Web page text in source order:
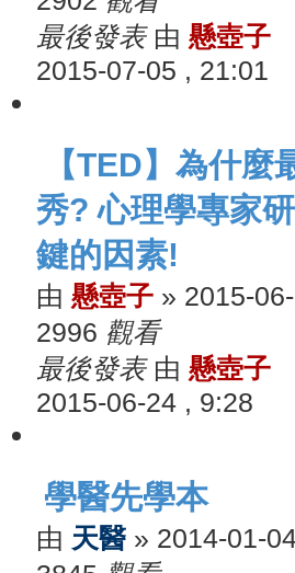
最後發表 由 懸壺子
2015-07-05 , 21:01
【TED】為什
秀? 心理學專家
鍵的因素!
由 懸壺子 » 2015-
2996 觀看
最後發表 由 懸壺子
2015-06-24 , 9:28
學醫先學本
由 天醫 » 2014-01-